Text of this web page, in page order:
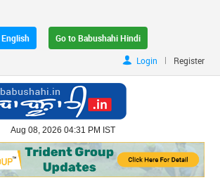
Go to Babushahi Hindi
Login
| Register
Aug 08, 2026 04:31 PM IST